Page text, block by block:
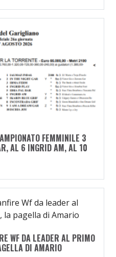
FEMMINILE 3
AL 6 INGRID AM, AL 10
WF DA LEADER AL PRIMO
DI AMARIO